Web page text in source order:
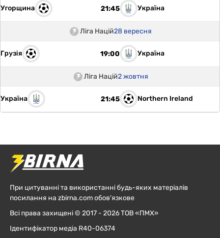
Угорщина 21:45 Україна
Ліга Націй28 вересня
Грузія 19:00 Україна
Ліга Націй2 жовтня
Україна 21:45 Northern Ireland
При цитуванні та використанні будь-яких матеріалів
посилання на zbirna.com обов'язкове
Всі права захищені © 2017 - 2026 ТОВ «ПМХ»
Ідентифікатор медіа R40-06374